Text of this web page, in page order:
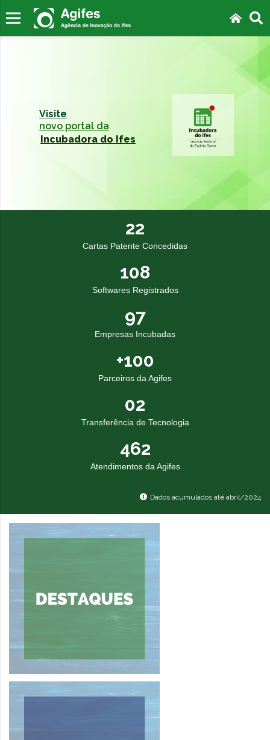
Visite
novo portal da
Incubadora do Ifes
22
Cartas Patente Concedidas
108
Softwares Registrados
97
Empresas Incubadas
+100
Parceiros da Agifes
02
Transferência de Tecnologia
462
Atendimentos da Agifes
Dados acumulados até abril/2024
Notícias